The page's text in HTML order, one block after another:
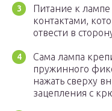
Питание к лампе
контактами,
отвести в
Сама лампа
пружинного
нажать сверху
зацепления с